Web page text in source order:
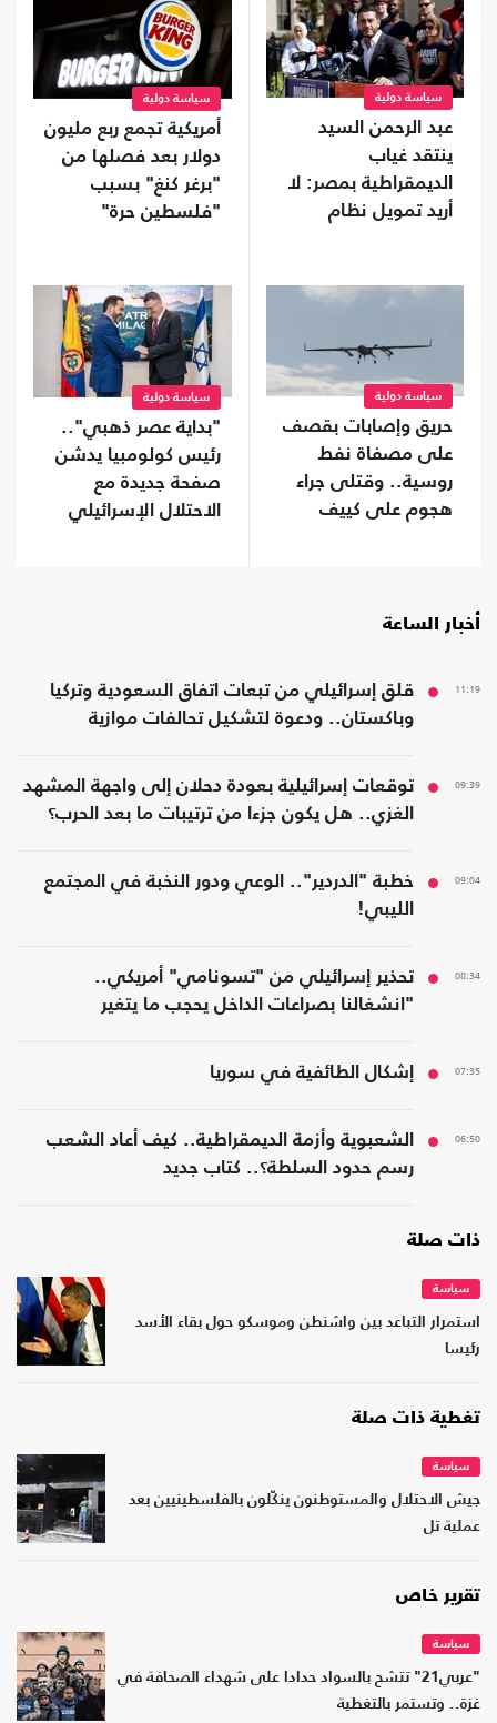
سياسة دولية
عبد الرحمن السيد
ينتقد غياب
الديمقراطية بمصر: لا
أريد تمويل نظام
سياسة دولية
أمريكية تجمع ربع مليون
دولار بعد فصلها من
"برغر كنغ" بسبب
"فلسطين حرة"
سياسة دولية
حريق وإصابات بقصف
على مصفاة نفط
روسية.. وقتلى جراء
هجوم على كييف
سياسة دولية
"بداية عصر ذهبي"..
رئيس كولومبيا يدشن
صفحة جديدة مع
الاحتلال الإسرائيلي
أخبار الساعة
11:19
قلق إسرائيلي من تبعات اتفاق السعودية وتركيا
وباكستان.. ودعوة لتشكيل تحالفات موازية
09:39
توقعات إسرائيلية بعودة دحلان إلى واجهة المشهد
الغزي.. هل يكون جزءا من ترتيبات ما بعد الحرب؟
09:04
خطبة "الدردير".. الوعي ودور النخبة في المجتمع
الليبي!
08:34
تحذير إسرائيلي من "تسونامي" أمريكي..
"انشغالنا بصراعات الداخل يحجب ما يتغير
07:35 إشكال الطائفية في سوريا
06:50
الشعبوية وأزمة الديمقراطية.. كيف أعاد الشعب
رسم حدود السلطة؟.. كتاب جديد
ذات صلة
سياسة
استمرار التباعد بين واشنطن وموسكو حول بقاء الأسد
رئيسا
تغطية ذات صلة
سياسة
جيش الاحتلال والمستوطنون ينكّلون بالفلسطينيين بعد
عملية تل
تقرير خاص
سياسة
"عربي21" تتشح بالسواد حدادا على شهداء الصحافة في
غزة.. وتستمر بالتغطية